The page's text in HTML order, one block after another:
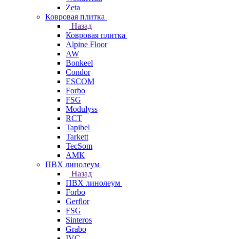
Zeta
Ковровая плитка
Назад
Ковровая плитка
Alpine Floor
AW
Bonkeel
Condor
ESCOM
Forbo
FSG
Modulyss
RCT
Tapibel
Tarkett
TecSom
АМК
ПВХ линолеум
Назад
ПВХ линолеум
Forbo
Gerflor
FSG
Sinteros
Grabo